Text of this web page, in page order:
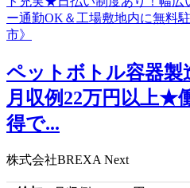
ペットボトル容器製
月収例22万円以上★
得で...
株式会社BREXA Next